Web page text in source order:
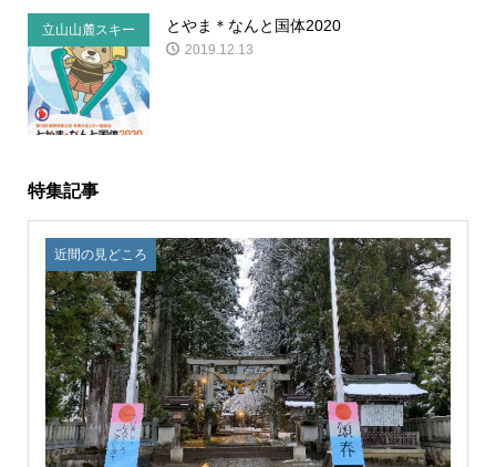
立山山麓スキー
場の事
とやま＊なんと国体2020
2019.12.13
特集記事
近間の見どころ